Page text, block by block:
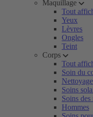
Maquillage
Tout
Yeux
Lèvres
Ongles
Teint
Corps
Tout
Soin du
Nettoyage
Soins
Soins
Hommes